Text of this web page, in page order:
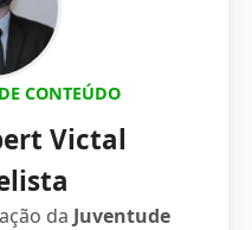
CONTEÚDO
Victal
da Juventude